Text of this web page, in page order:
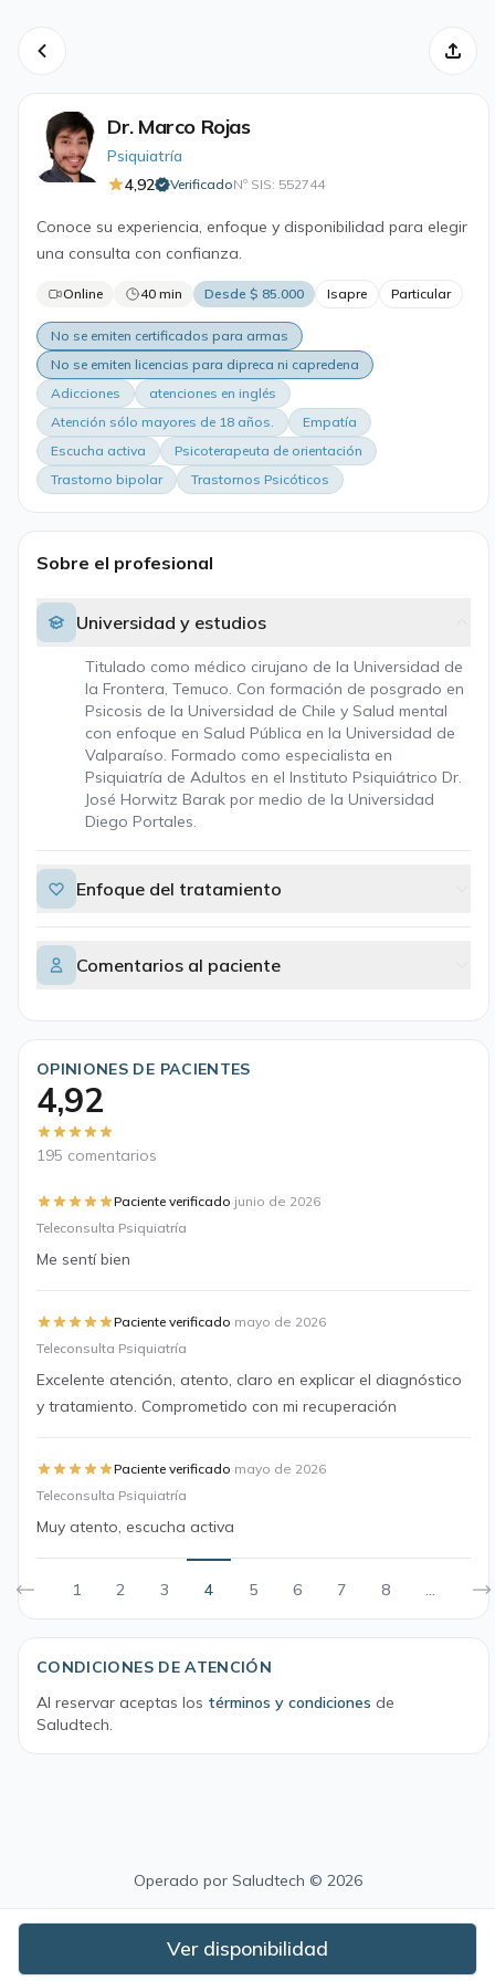
Dr. Marco Rojas
Psiquiatría
4,92
VerificadoNº SIS: 552744·
Conoce su experiencia, enfoque y disponibilidad para elegir
una consulta con confianza.
Online 40 min Desde $ 85.000 Isapre Particular
No se emiten certificados para armas
No se emiten licencias para dipreca ni capredena
Adicciones
atenciones en inglés
Atención sólo mayores de 18 años.
Empatía
Escucha activa
Psicoterapeuta de orientación
Trastorno bipolar
Trastornos Psicóticos
Sobre el profesional
Universidad y estudios
Titulado como médico cirujano de la Universidad de
la Frontera, Temuco. Con formación de posgrado en
Psicosis de la Universidad de Chile y Salud mental
con enfoque en Salud Pública en la Universidad de
Valparaíso. Formado como especialista en
Psiquiatría de Adultos en el Instituto Psiquiátrico Dr.
José Horwitz Barak por medio de la Universidad
Diego Portales.
Enfoque del tratamiento
Comentarios al paciente
OPINIONES DE PACIENTES
4,92
195 comentarios
Paciente verificado·junio de 2026
Teleconsulta Psiquiatría
Me sentí bien
Paciente verificado·mayo de 2026
Teleconsulta Psiquiatría
Excelente atención, atento, claro en explicar el diagnóstico
y tratamiento. Comprometido con mi recuperación
Paciente verificado·mayo de 2026
Teleconsulta Psiquiatría
Muy atento, escucha activa
1 2 3 4 5 6 7 8 ...
CONDICIONES DE ATENCIÓN
Al reservar aceptas los términos y condiciones de
Saludtech.
Ver disponibilidad
Operado por Saludtech © 2026